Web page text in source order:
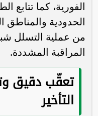
الفورية، كما تتابع
الحدودية والمناطق
من عملية التسلل
المراقبة المشددة.
تعقّب دقيق
التأخير